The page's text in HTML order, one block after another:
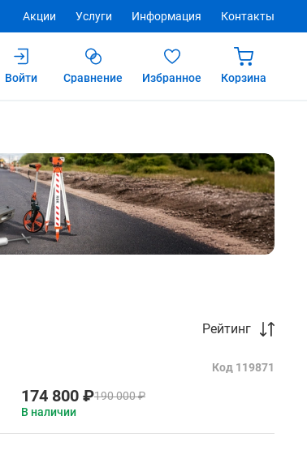
Акции Услуги Информация Контакты
Войти Сравнение Избранное Корзина
Рейтинг
Код 119871
174 800 ₽190 000 ₽
В наличии